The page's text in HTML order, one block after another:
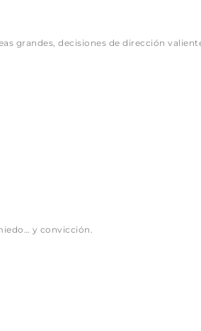
grandes, decisiones de dirección
y convicción.